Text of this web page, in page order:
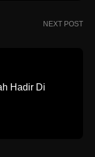
NEXT POST
Hadir Di